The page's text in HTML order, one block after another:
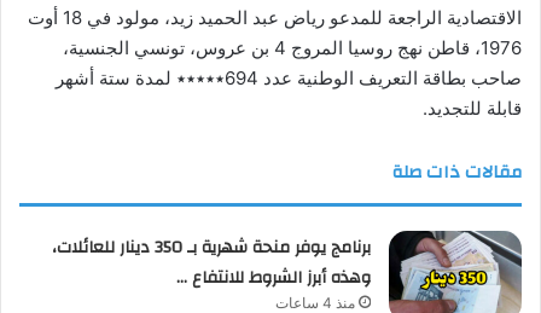
الاقتصادية الراجعة للمدعو رياض عبد الحميد زيد، مولود في 18 أوت
1976، قاطن نهج روسيا المروج 4 بن عروس، تونسي الجنسية،
صاحب بطاقة التعريف الوطنية عدد 694٭٭٭٭٭ لمدة ستة أشهر
قابلة للتجديد.
مقالات ذات صلة
برنامج يوفر منحة شهرية بـ 350 دينار للعائلات،
وهذه أبرز الشروط للانتفاع …
منذ 4 ساعات